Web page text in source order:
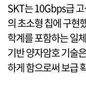
SKT는 10Gbps급
의 초소형 칩에 구현
학계를 포함하는 일
기반 양자암호 기술
하게 함으로써 보급